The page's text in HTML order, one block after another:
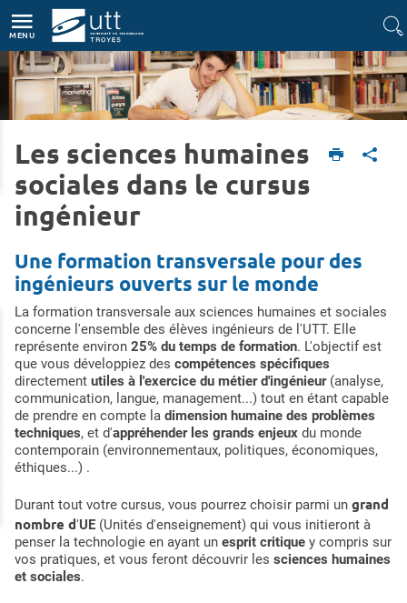
MENU
Accueil Formations
Diplôme d'ingénieur
Ingénierie, Société et Humanités
Les sciences humaines
sociales dans le cursus
ingénieur
Une formation transversale pour des
ingénieurs ouverts sur le monde
La formation transversale aux sciences humaines et sociales
concerne l'ensemble des élèves ingénieurs de l'UTT. Elle
représente environ 25% du temps de formation. L'objectif est
que vous développiez des compétences spécifiques
directement utiles à l'exercice du métier d'ingénieur(analyse,
communication, langue, management...) tout en étant capable
de prendre en compte la dimension humaine des problèmes
techniques, et d'appréhender les grands enjeux du monde
contemporain (environnementaux, politiques, économiques,
éthiques...) .
Durant tout votre cursus, vous pourrez choisir parmi un grand
nombre d'UE (Unités d'enseignement) qui vous initieront à
penser la technologie en ayant un esprit critique y compris sur
vos pratiques, et vous feront découvrir les sciences humaines
et sociales.